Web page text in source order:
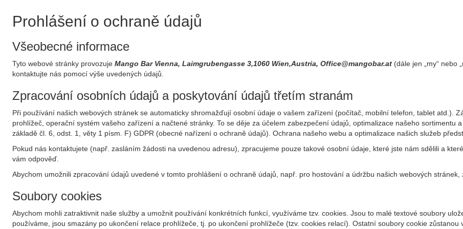
Prohlášení o ochraně údajů
Všeobecné informace
Tyto webové stránky provozuje Mango Bar Vienna, Laimgrubengasse 3,1060 Wien,Austria, Office@mangobar.at (dále jen „my“ nebo
kontaktujte nás pomocí výše uvedených údajů.
Zpracování osobních údajů a poskytování údajů třetím stranám
Při používání našich webových stránek se automaticky shromažďují osobní údaje o vašem zařízení (počítač, mobilní telefon, tablet atd.).
prohlížeč, operační systém vašeho zařízení a načtené stránky. To se děje za účelem zabezpečení údajů, optimalizace našeho sortimentu
základě čl. 6, odst. 1, věty 1 písm. F) GDPR (obecné nařízení o ochraně údajů). Ochrana našeho webu a optimalizace našich služeb
Pokud nás kontaktujete (např. zasláním žádosti na uvedenou adresu), zpracujeme pouze takové osobní údaje, které jste nám sdělili a
vám odpověď.
Abychom umožnili zpracování údajů uvedené v tomto prohlášení o ochraně údajů, např. pro hostování a údržbu našich webových stránek,
Soubory cookies
Abychom mohli zatraktivnit naše služby a umožnit používání konkrétních funkcí, využíváme tzv. cookies. Jsou to malé textové soubory
používáme, jsou smazány po ukončení relace prohlížeče, tj. po ukončení prohlížeče (tzv. cookies relací). Ostatní soubory cookie